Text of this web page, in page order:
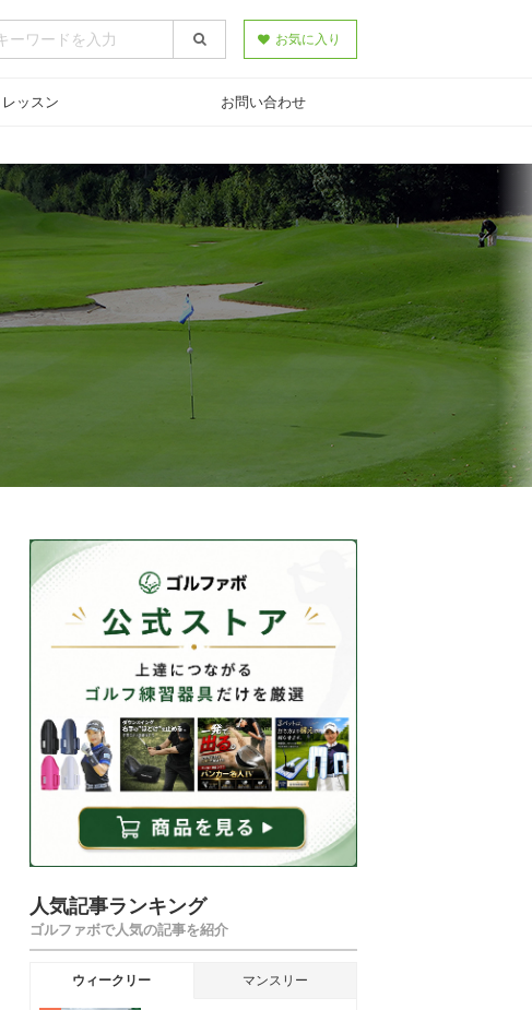
お気に入り
レッスン お問い合わせ
人気記事ランキング
ゴルファボで人気の記事を紹介
ウィークリー マンスリー